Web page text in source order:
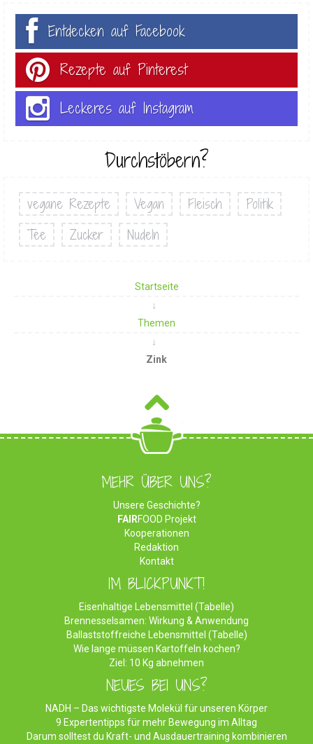
Entdecken auf Facebook
Rezepte auf Pinterest
Leckeres auf Instagram
Durchstöbern?
vegane Rezepte Vegan Fleisch
Politik
Tee
Zucker Nudeln
Startseite
Themen
Zink
MEHR ÜBER UNS?
Unsere Geschichte?
FAIRFOOD Projekt
Kooperationen
Redaktion
Kontakt
IM BLICKPUNKT!
Eisenhaltige Lebensmittel (Tabelle)
Brennesselsamen: Wirkung & Anwendung
Ballaststoffreiche Lebensmittel (Tabelle)
Wie lange müssen Kartoffeln kochen?
Ziel: 10 Kg abnehmen
NEUES BEI UNS?
NADH – Das wichtigste Molekül für unseren Körper
9 Expertentipps für mehr Bewegung im Alltag
Darum solltest du Kraft- und Ausdauertraining kombinieren